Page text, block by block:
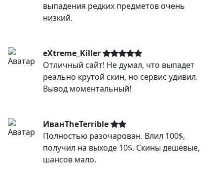
выпадения редких предметов очень
низкий.
eXtreme_Killer
Отличный сайт! Не думал, что выпадет
реально крутой скин, но сервис удивил.
Вывод моментальный!
ИванTheTerrible
Полностью разочарован. Влил 100$,
получил на выходе 10$. Скины дешёвые,
шансов мало.